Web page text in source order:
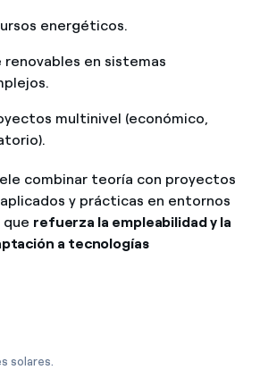
energéticos.
en sistemas
multinivel (económico,
combinar teoría con proyectos
y prácticas en entornos
que refuerza la empleabilidad y la
a tecnologías
solares.